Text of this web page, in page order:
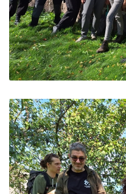
ES PROJEKTAS
ES PROJEKTAS
ES projektas
ES PROJEKTAS
ES projektas
ES PROJEKTAS
ES projektas
PROJEKTAS
naujienos
PROJEKTAS
dirbtuvės
,,Vydūno muziejus"
BAIGIAMAS ES
ES PROJEKTAS
festivalis. II-asis